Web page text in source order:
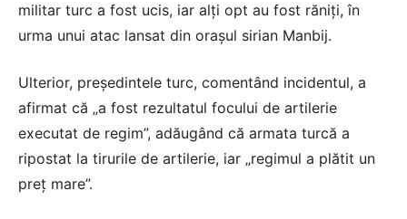
militar turc a fost ucis, iar alți opt au fost răniți, în
urma unui atac lansat din orașul sirian Manbij.
Ulterior, președintele turc, comentând incidentul, a
afirmat că „a fost rezultatul focului de artilerie
executat de regim”, adăugând că armata turcă a
ripostat la tirurile de artilerie, iar „regimul a plătit un
preț mare”.